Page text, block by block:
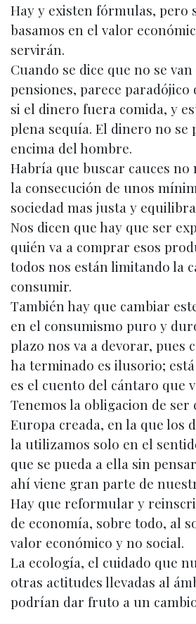
Hay y existen fórmulas, pero
basamos en el valor
servirán.
Cuando se dice que no se
pensiones, parece paradójico
si el dinero fuera comida, y
plena sequía. El dinero no se
encima del hombre.
Habría que buscar cauces
la consecución de unos
sociedad mas justa y
Nos dicen que hay que ser
quién va a comprar esos
todos nos están limitando la
consumir.
También hay que cambiar
en el consumismo puro y
plazo nos va a devorar, pues
ha terminado es ilusorio;
es el cuento del cántaro que
Tenemos la obligacion de ser
Europa creada, en la que los
la utilizamos solo en el
que se pueda a ella sin
ahí viene gran parte de
Hay que reformular y
de economía, sobre todo, al
valor económico y no social.
La ecología, el cuidado que
otras actitudes llevadas al
podrían dar fruto a un